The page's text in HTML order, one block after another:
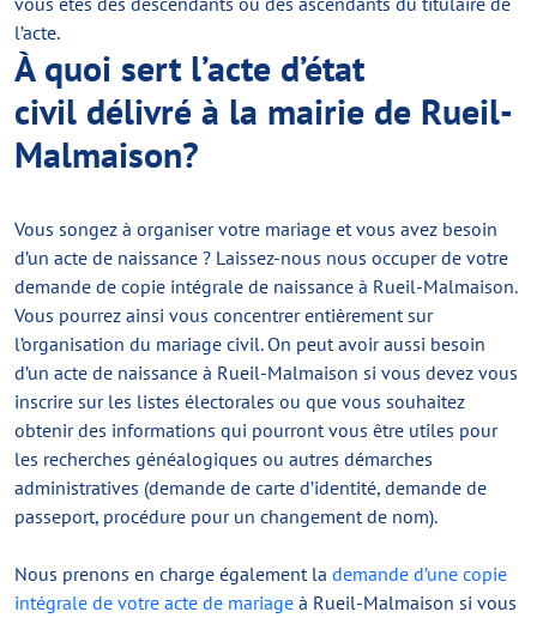
l’acte.
À quoi sert l’acte d’état
civil délivré à la mairie de Rueil-
Malmaison?
Vous songez à organiser votre mariage et vous avez besoin
d’un acte de naissance ? Laissez-nous nous occuper de votre
demande de copie intégrale de naissance à Rueil-Malmaison.
Vous pourrez ainsi vous concentrer entièrement sur
l’organisation du mariage civil. On peut avoir aussi besoin
d’un acte de naissance à Rueil-Malmaison si vous devez vous
inscrire sur les listes électorales ou que vous souhaitez
obtenir des informations qui pourront vous être utiles pour
les recherches généalogiques ou autres démarches
administratives (demande de carte d’identité, demande de
passeport, procédure pour un changement de nom).
Nous prenons en charge également la demande d’une copie
intégrale de votre acte de mariage à Rueil-Malmaison si vous